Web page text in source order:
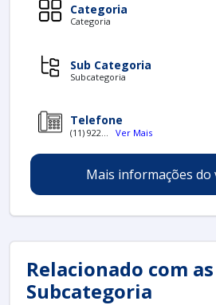
Categoria
Categoria
Sub Categoria
Subcategoria
Telefone
(11) 922... Ver Mais
Mais informações do
Relacionado com
Subcategoria